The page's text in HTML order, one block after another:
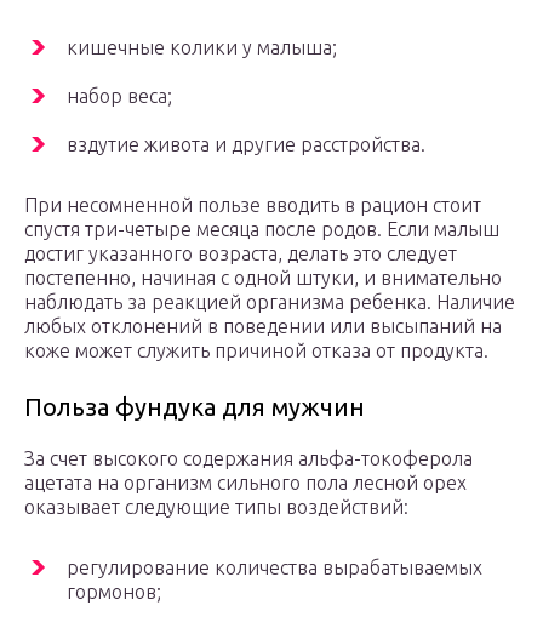
кишечные колики у малыша;
набор веса;
вздутие живота и другие расстройства.
При несомненной пользе вводить в рацион стоит
спустя три-четыре месяца после родов. Если малыш
достиг указанного возраста, делать это следует
постепенно, начиная с одной штуки, и внимательно
наблюдать за реакцией организма ребенка. Наличие
любых отклонений в поведении или высыпаний на
коже может служить причиной отказа от продукта.
Польза фундука для мужчин
За счет высокого содержания альфа-токоферола
ацетата на организм сильного пола лесной орех
оказывает следующие типы воздействий:
регулирование количества вырабатываемых
гормонов;